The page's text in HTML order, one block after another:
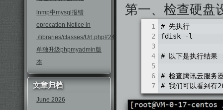
lnmp中mysql报错
eprecation Notice in
./libraries/classes/Url.php#246
单独升级phpmyadmin版
本
文章归档
June 2026
第一、检查硬盘
1
2
3
4
5
6
7
# 先执行
fdisk -l
# 以下是执行结果
# 检查腾讯云服务
# 我们可以看到有